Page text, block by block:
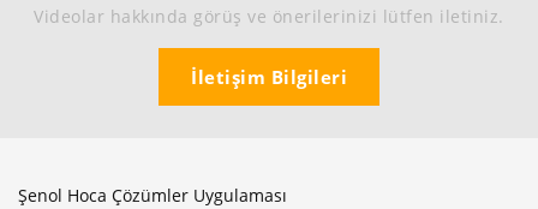
Videolar hakkında görüş ve önerilerinizi lütfen iletiniz.
İletişim Bilgileri
Şenol Hoca Çözümler Uygulaması